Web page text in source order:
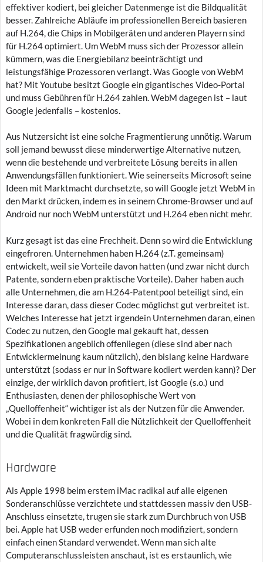
effektiver kodiert, bei gleicher Datenmenge ist die Bildqualität
besser. Zahlreiche Abläufe im professionellen Bereich basieren
auf H.264, die Chips in Mobilgeräten und anderen Playern sind
für H.264 optimiert. Um WebM muss sich der Prozessor allein
kümmern, was die Energiebilanz beeinträchtigt und
leistungsfähige Prozessoren verlangt. Was Google von WebM
hat? Mit Youtube besitzt Google ein gigantisches Video-Portal
und muss Gebühren für H.264 zahlen. WebM dagegen ist – laut
Google jedenfalls – kostenlos.
Aus Nutzersicht ist eine solche Fragmentierung unnötig. Warum
soll jemand bewusst diese minderwertige Alternative nutzen,
wenn die bestehende und verbreitete Lösung bereits in allen
Anwendungsfällen funktioniert. Wie seinerseits Microsoft seine
Ideen mit Marktmacht durchsetzte, so will Google jetzt WebM in
den Markt drücken, indem es in seinem Chrome-Browser und auf
Android nur noch WebM unterstützt und H.264 eben nicht mehr.
Kurz gesagt ist das eine Frechheit. Denn so wird die Entwicklung
eingefroren. Unternehmen haben H.264 (z.T. gemeinsam)
entwickelt, weil sie Vorteile davon hatten (und zwar nicht durch
Patente, sondern eben praktische Vorteile). Daher haben auch
alle Unternehmen, die am H.264-Patentpool beteiligt sind, ein
Interesse daran, dass dieser Codec möglichst gut verbreitet ist.
Welches Interesse hat jetzt irgendein Unternehmen daran, einen
Codec zu nutzen, den Google mal gekauft hat, dessen
Spezifikationen angeblich offenliegen (diese sind aber nach
Entwicklermeinung kaum nützlich), den bislang keine Hardware
unterstützt (sodass er nur in Software kodiert werden kann)? Der
einzige, der wirklich davon profitiert, ist Google (s.o.) und
Enthusiasten, denen der philosophische Wert von
„Quelloffenheit“ wichtiger ist als der Nutzen für die Anwender.
Wobei in dem konkreten Fall die Nützlichkeit der Quelloffenheit
und die Qualität fragwürdig sind.
Hardware
Als Apple 1998 beim erstem iMac radikal auf alle eigenen
Sonderanschlüsse verzichtete und stattdessen massiv den USB-
Anschluss einsetzte, trugen sie stark zum Durchbruch von USB
bei. Apple hat USB weder erfunden noch modifiziert, sondern
einfach einen Standard verwendet. Wenn man sich alte
Computeranschlussleisten anschaut, ist es erstaunlich, wie